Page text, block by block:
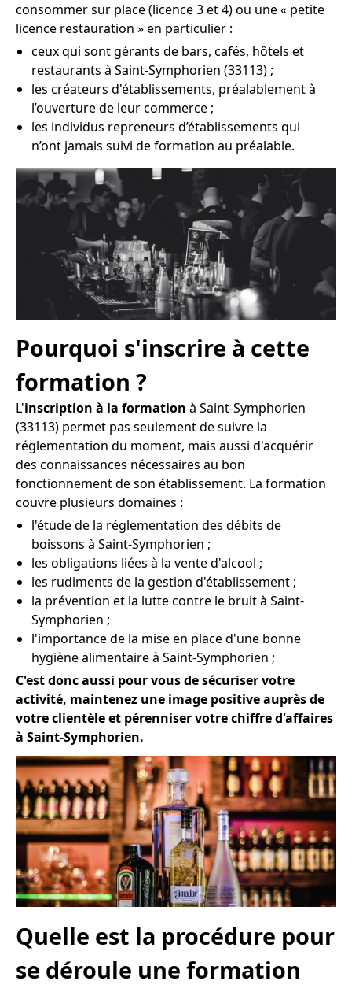
consommer sur place (licence 3 et 4) ou une « petite
licence restauration » en particulier :
ceux qui sont gérants de bars, cafés, hôtels et
restaurants à Saint-Symphorien (33113) ;
les créateurs d'établissements, préalablement à
l’ouverture de leur commerce ;
les individus repreneurs d’établissements qui
n’ont jamais suivi de formation au préalable.
Pourquoi s'inscrire à cette
formation ?
L'inscription à la formation à Saint-Symphorien
(33113) permet pas seulement de suivre la
réglementation du moment, mais aussi d'acquérir
des connaissances nécessaires au bon
fonctionnement de son établissement. La formation
couvre plusieurs domaines :
l'étude de la réglementation des débits de
boissons à Saint-Symphorien ;
les obligations liées à la vente d'alcool ;
les rudiments de la gestion d'établissement ;
la prévention et la lutte contre le bruit à Saint-
Symphorien ;
l'importance de la mise en place d'une bonne
hygiène alimentaire à Saint-Symphorien ;
C'est donc aussi pour vous de sécuriser votre
activité, maintenez une image positive auprès de
votre clientèle et pérenniser votre chiffre d'affaires
à Saint-Symphorien.
Quelle est la procédure pour
se déroule une formation